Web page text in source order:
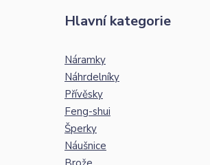
Hlavní kategorie
Náramky
Náhrdelníky
Přívěsky
Feng-shui
Šperky
Náušnice